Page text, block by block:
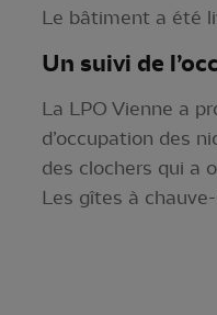
Le bâtiment a été
Un suivi de
La LPO Vienne a
d’occupation des
des clochers qui a
Les gîtes à